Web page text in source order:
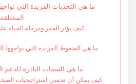
ما هي التحديات الفريدة التي
كيف يؤثر العمر ومرحلة الحياة
ما هي الضغوط الفريدة التي يواجهها
ما هي السمات النادرة للدعم
كيف يمكن أن تحسن استراتيجيات